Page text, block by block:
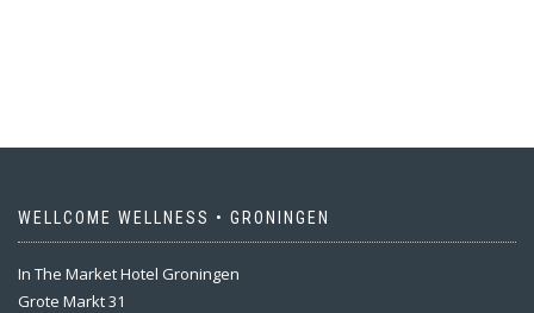
WELLCOME WELLNESS • GRONINGEN
In The Market Hotel Groningen
Grote Markt 31